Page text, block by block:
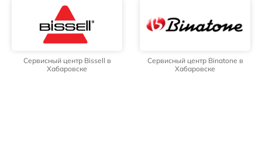
Сервисный центр Bissell в
Хабаровске
Сервисный центр Binatone в
Хабаровске